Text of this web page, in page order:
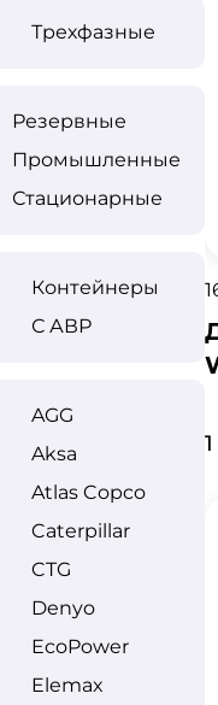
Трехфазные
Резервные
Промышленные
Стационарные
Контейнеры
С АВР
AGG
Aksa
Atlas Copco
Caterpillar
CTG
Denyo
EcoPower
Elemax